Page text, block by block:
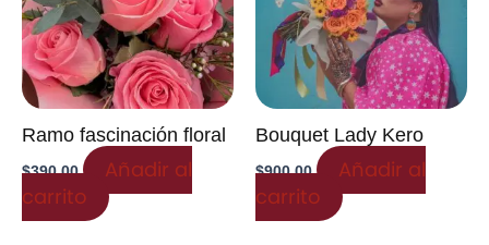
Ramo fascinación floral
$390.00
Añadir al
carrito
Bouquet Lady Kero
$900.00
Añadir al
carrito